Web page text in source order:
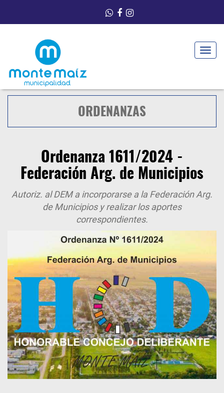
Toggle
ORDENANZAS
Ordenanza 1611/2024 -
Federación Arg. de Municipios
Autoriz. al DEM a incorporarse a la Federación Arg.
de Municipios y realizar los aportes
correspondientes.